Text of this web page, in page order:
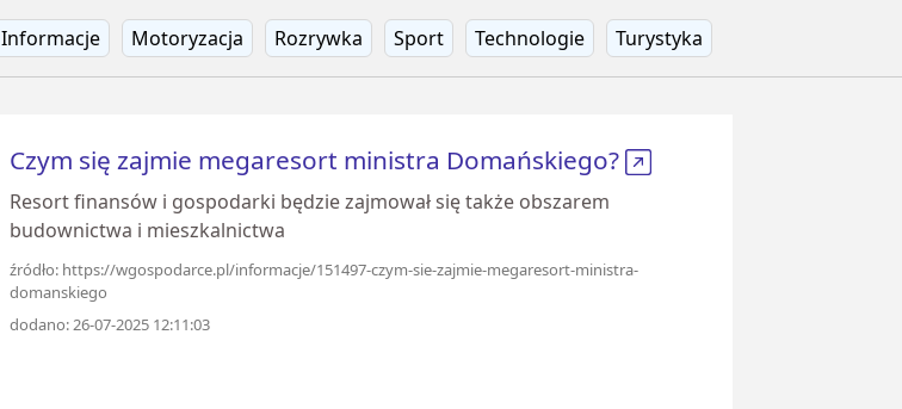
Informacje Motoryzacja Rozrywka Sport Technologie Turystyka
Czym się zajmie megaresort ministra Domańskiego?
Resort finansów i gospodarki będzie zajmował się także obszarem
budownictwa i mieszkalnictwa
źródło: https://wgospodarce.pl/informacje/151497-czym-sie-zajmie-megaresort-ministra-
domanskiego
dodano: 26-07-2025 12:11:03